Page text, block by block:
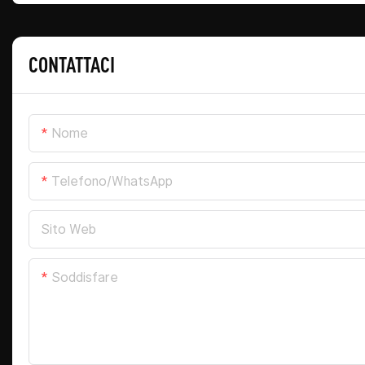
CONTATTACI
Nome
Telefono/WhatsApp
Sito Web
Soddisfare